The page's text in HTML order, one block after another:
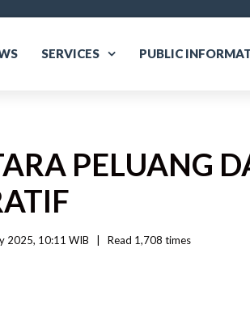
SERVICES PUBLIC
PELUANG
2025, 10:11 WIB Read 1,708 times